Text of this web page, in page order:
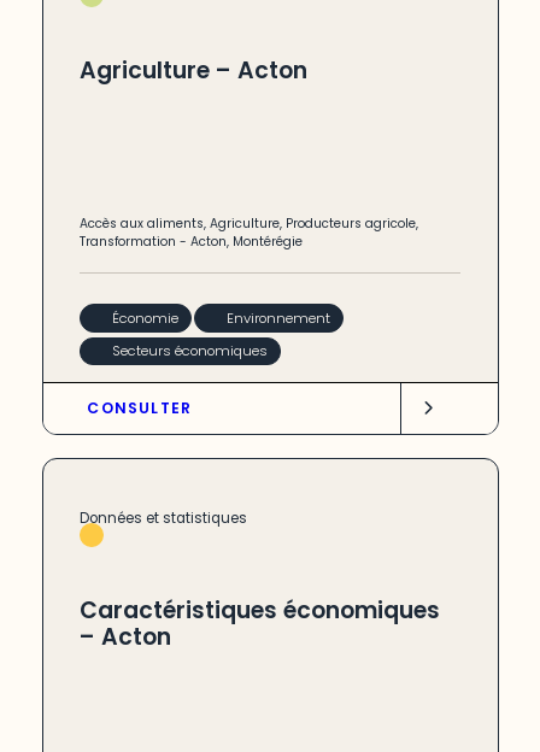
Agriculture – Acton
Accès aux aliments,Agriculture, Producteurs agricole,
Transformation -Acton, Montérégie
Économie
Environnement
Secteurs économiques
CONSULTER
Données et statistiques
Caractéristiques économiques
– Acton